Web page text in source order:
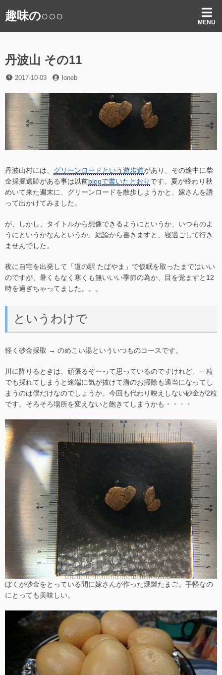
ン
へ
キ
ッ
趣味の○○○ MENU
丹波山 その11
投
2017-10-03
投loneb
丹波山村には、 グリーンロードという遊歩道があり、その途中に柴
金採掘遺跡がある事は以前blogで書いたとおり です。夏が終わり秋
めいて来た週末に、グリーンロードを散歩しようかと、嫁さんを誘
って出かけてみました。
が、しかし、タイトルから想像できるようにというか、いつものよ
うにというかなんというか、結論から書きますと、寝過ごして行き
ませんでした。
夜に自宅を出発して「道の駅 たばやま」で仮眠を取ったまではいい
のですが、暑くもなく寒くも無いいい季節の為か、目を覚ますと12
時を過ぎちゃってました。。。
というわけで
軽く砂金採取 → のめこい湯といういつものコースです。
川に降りるときは、頑張るぞーって思っているのですけれど、一粒
でも採れてしまうと途端に気が抜けて溝のお掃除も適当になってし
まうのは僕だけなのでしょうか。今回も代わり映えしない砂金が2粒
です。そろそろ場所を変えないと飽きてしまうかも・・・・
ぼくが砂金をとっている間に嫁さんが作った燻製たまご。手軽なの
にとっても美味しい。